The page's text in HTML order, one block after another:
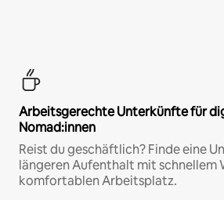
Arbeitsgerechte Unterkünfte für
Nomad:innen
Reist du geschäftlich? Finde eine
längeren Aufenthalt mit schnellem
komfortablen Arbeitsplatz.